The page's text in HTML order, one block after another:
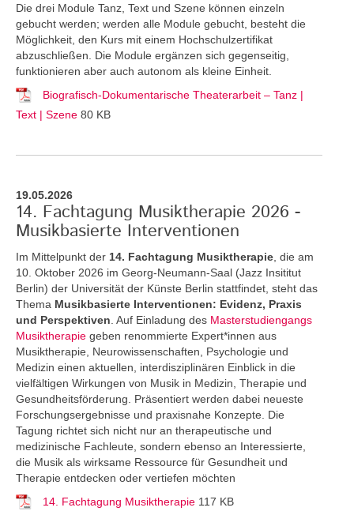
Die drei Module Tanz, Text und Szene können einzeln
gebucht werden; werden alle Module gebucht, besteht die
Möglichkeit, den Kurs mit einem Hochschulzertifikat
abzuschließen. Die Module ergänzen sich gegenseitig,
funktionieren aber auch autonom als kleine Einheit.
Biografisch-Dokumentarische Theaterarbeit – Tanz |
Text | Szene 80 KB
19.05.2026
14. Fachtagung Musiktherapie 2026 -
Musikbasierte Interventionen
Im Mittelpunkt der 14. Fachtagung Musiktherapie , die am
10. Oktober 2026 im Georg-Neumann-Saal (Jazz Insititut
Berlin) der Universität der Künste Berlin stattfindet, steht das
Thema Musikbasierte Interventionen: Evidenz, Praxis
und Perspektiven . Auf Einladung des Masterstudiengangs
Musiktherapie geben renommierte Expert*innen aus
Musiktherapie, Neurowissenschaften, Psychologie und
Medizin einen aktuellen, interdisziplinären Einblick in die
vielfältigen Wirkungen von Musik in Medizin, Therapie und
Gesundheitsförderung. Präsentiert werden dabei neueste
Forschungsergebnisse und praxisnahe Konzepte. Die
Tagung richtet sich nicht nur an therapeutische und
medizinische Fachleute, sondern ebenso an Interessierte,
die Musik als wirksame Ressource für Gesundheit und
Therapie entdecken oder vertiefen möchten
14. Fachtagung Musiktherapie 117 KB